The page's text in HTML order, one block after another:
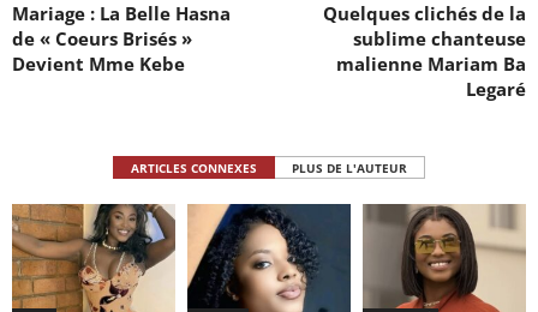
Mariage : La Belle Hasna
de « Coeurs Brisés »
Devient Mme Kebe
Quelques clichés de la
sublime chanteuse
malienne Mariam Ba
Legaré
ARTICLES CONNEXES PLUS DE L'AUTEUR